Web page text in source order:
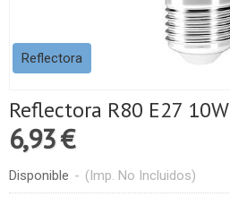
Reflectora
Reflectora R80 E27 10W
6,93 €
Disponible - (Imp. No Incluidos)